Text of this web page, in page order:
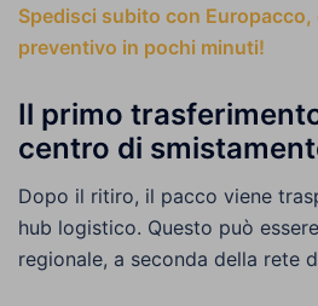
Spedisci subito con Europacco,
preventivo in pochi minuti!
Il primo
centro di
Dopo il ritiro, il pacco viene
hub logistico. Questo può
regionale, a seconda della rete